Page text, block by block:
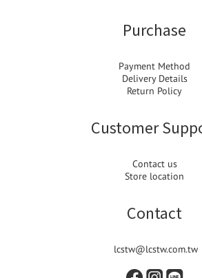
Purchase
Payment Method
Delivery Details
Return Policy
Customer
Contact us
Store location
Contact
lcstw@lcstw.com.tw